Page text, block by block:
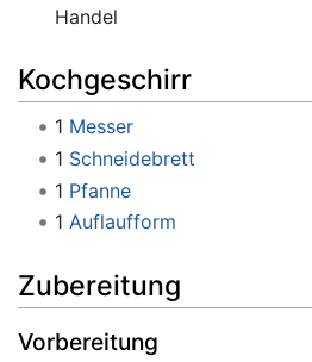
Handel
Kochgeschirr
1 Messer
1 Schneidebrett
1 Pfanne
1 Auflaufform
Zubereitung
Vorbereitung